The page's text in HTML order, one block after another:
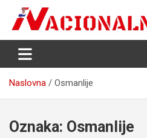
content
Nacija želi znati više
Naslovna Osmanlije
Oznaka: Osmanlije